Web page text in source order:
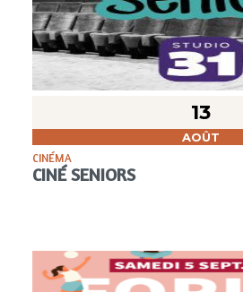
13
AOÛT
CINÉMA
CINÉ SENIORS